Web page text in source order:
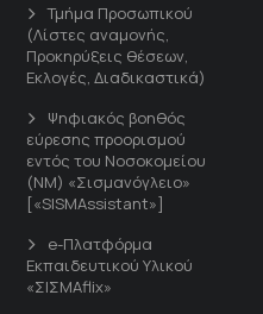
Τμήμα Προσωπικού
(Λίστες αναμονής,
Προκηρύξεις θέσεων,
Εκλογές, Διαδικαστικά)
Ψηφιακός βοηθός
εύρεσης προορισμού
εντός του Νοσοκομείου
(ΝΜ) «Σισμανόγλειο»
[«SISMAssistant»]
e-Πλατφόρμα
Εκπαιδευτικού Υλικού
«ΣΙΣΜΑflix»